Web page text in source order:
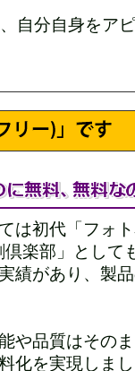
自分自身をア
は初代「フォ
楽部」として
績があり、製
や品質はその
化を実現しま